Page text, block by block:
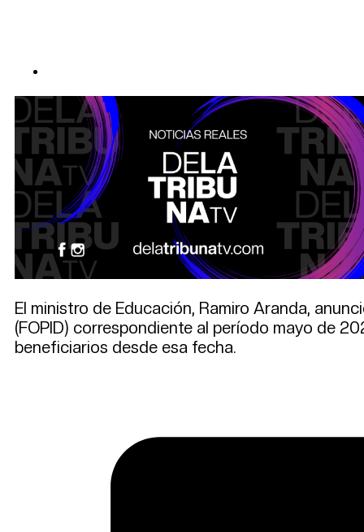
El ministro de Educación, Ramiro Aranda,
(FOPID) correspondiente al período mayo de
beneficiarios desde esa fecha.